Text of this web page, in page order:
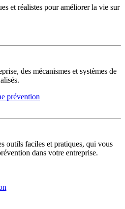
et réalistes pour améliorer la vie sur
des mécanismes et systèmes de
prévention
outils faciles et pratiques, qui vous
dans votre entreprise.